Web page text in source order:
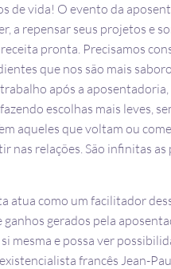
de vida! O evento da
a repensar seus projetos e
pronta. Precisamos
que nos são mais
após a
escolhas mais leves,
aqueles que voltam ou
nas relações. São infinitas
atua como um facilitador
ganhos gerados pela
mesma e possa ver
francês Jean-